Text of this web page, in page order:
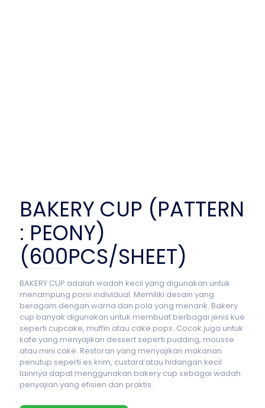
BAKERY CUP (PATTERN
: PEONY)
(600PCS/SHEET)
BAKERY CUP adalah wadah kecil yang digunakan untuk
menampung porsi individual. Memiliki desain yang
beragam dengan warna dan pola yang menarik. Bakery
cup banyak digunakan untuk membuat berbagai jenis kue
seperti cupcake, muffin atau cake pops. Cocok juga untuk
kafe yang menyajikan dessert seperti pudding, mousse
atau mini cake. Restoran yang menyajikan makanan
penutup seperti es krim, custard atau hidangan kecil
lainnya dapat menggunakan bakery cup sebagai wadah
penyajian yang efisien dan praktis.